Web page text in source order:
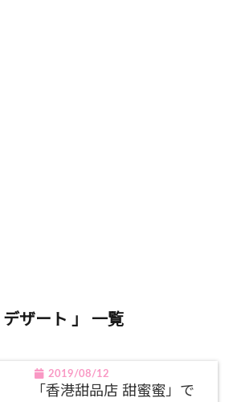
デザート 」 一覧
2019/08/12
「香港甜品店 甜蜜蜜」で